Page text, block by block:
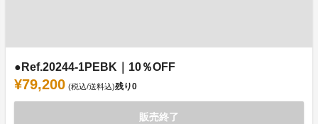
●Ref.20244-1PEBK｜10％OFF
¥79,200 (税込/送料込)残り0
販売終了